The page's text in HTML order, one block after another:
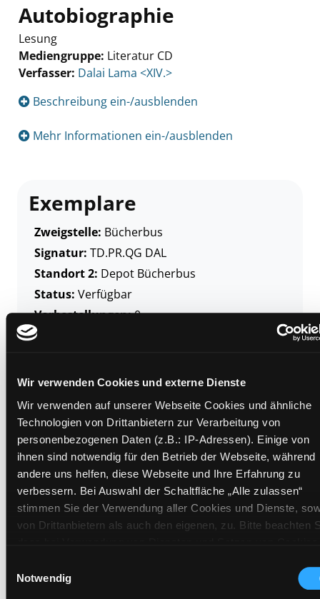
Wir verwenden Cookies und externe Dienste
Wir verwenden auf unserer Webseite Cookies und ähnliche
Technologien von Drittanbietern zur Verarbeitung von
personenbezogenen Daten (z.B.: IP-Adressen). Einige von
ihnen sind notwendig für den Betrieb der Webseite, während
andere uns helfen, diese Webseite und Ihre Erfahrung zu
verbessern. Bei Auswahl der Schaltfläche „Alle zulassen“
stimmen Sie der Verwendung aller Cookies und Dienste,
von Drittanbietern als auch den eigenen, zu. Bitte beachten
(Länder außerhalb des EWR ohne adäquates
Datenschutzniveau) stattfinden kann. In diesem
Notwendig
Autobiographie
Lesung
Mediengruppe: Literatur CD
Verfasser: Suche nach diesem Verfasser
Dalai Lama <XIV.>
Beschreibung ein-/ausblenden
Mehr Informationen ein-/ausblenden
Exemplare
Zweigstelle: Bücherbus
Signatur: TD.PR.QG DAL
Standort 2: Depot Bücherbus
Status: Verfügbar
Vorbestellungen:0
Mediengruppe:
Barcode: 1211SB01241
Standort 3:
Zweigstelle:
Ost - Schillerstraße
Signatur: TD.PR.QG DAL
Standort 2: Ausleihe
Status: Verfügbar
Mediengruppe: